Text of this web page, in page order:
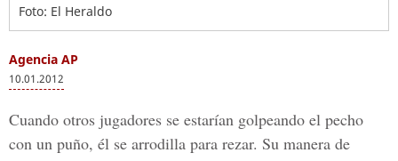
Foto: El Heraldo
Agencia AP
10.01.2012
Cuando otros jugadores se estarían golpeando el pecho
con un puño, él se arrodilla para rezar. Su manera de